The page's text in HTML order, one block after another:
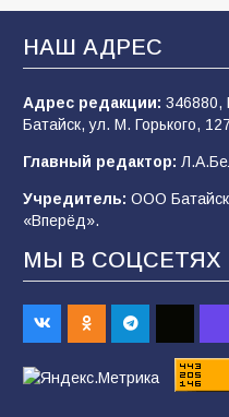
Батайским
«Слухи — не указ»:
07.08.2026
Командовал боем
Евгений Остапенко
НАШ АДРЕС
Адрес редакции: 346880,
Батайск, ул. М. Горького, 127
Главный редактор:
Учредитель: ООО
«Вперёд».
МЫ В СОЦСЕТЯХ